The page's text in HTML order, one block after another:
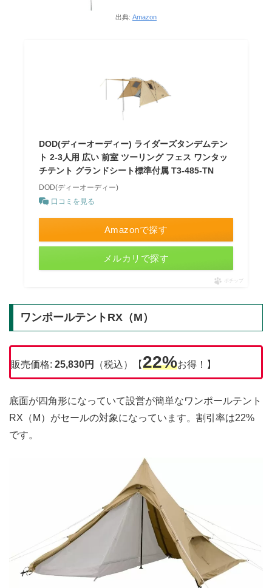
出典: Amazon
DOD(ディーオーディー) ライダーズタンデムテン
ト 2-3人用 広い 前室 ツーリング フェス ワンタッ
チテント グランドシート標準付属 T3-485-TN
DOD(ディーオーディー)
口コミを見る
Amazonで探す
メルカリで探す
ポチップ
ワンポールテントRX（M）
販売価格: 25,830円 （税込）【22%お得！】
底面が四角形になっていて設営が簡単なワンポールテント
RX（M）がセールの対象になっています。割引率は22%
です。